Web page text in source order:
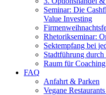
Seminar: Die
Value Investing
Rhetorikseminar:
Sektempfang bei
Stadtführung
Raum für Coaching
FAQ
Anfahrt & Parken
Vegane